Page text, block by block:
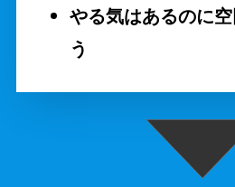
やる気はあるのに
う